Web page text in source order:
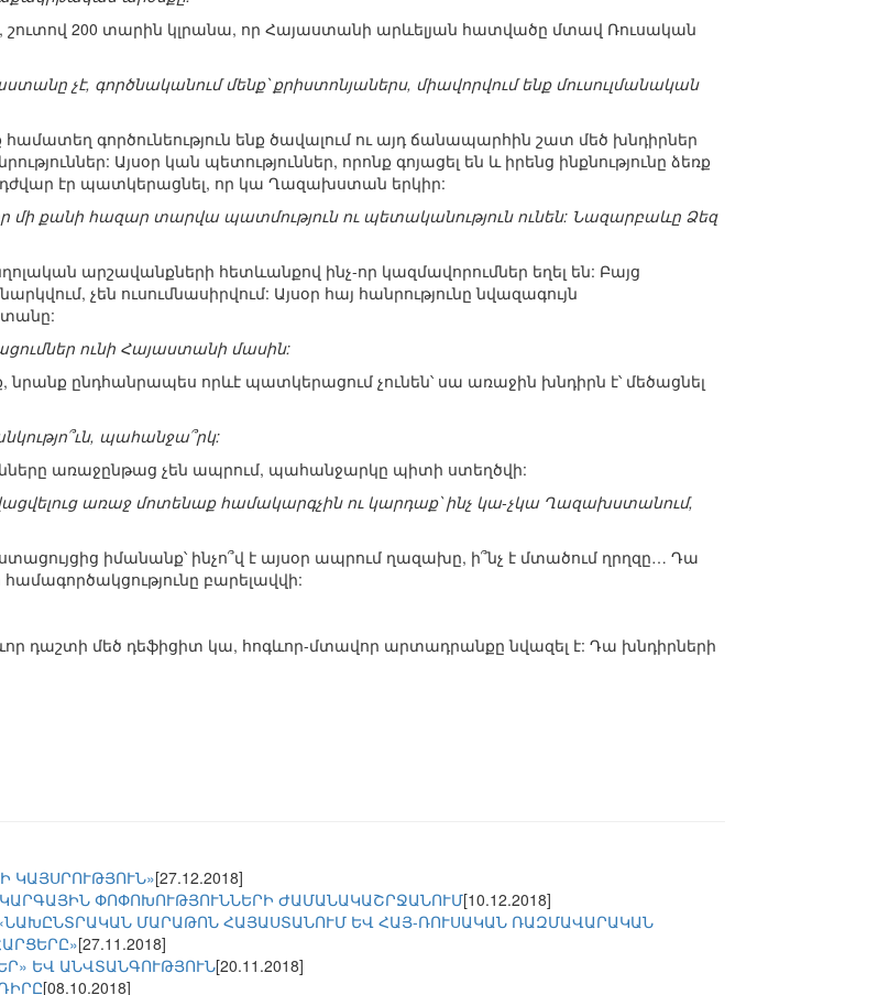
200 տարին կլրանա, որ Հայաստանի արևելյան հատվածը մտավ Ռուսական
չէ, գործնականում մենք՝ քրիստոնյաներս, միավորվում ենք մուսուլմանական
համատեղ գործունեություն ենք ծավալում ու այդ ճանապարհին շատ մեծ խնդիրներ
Այսօր կան պետություններ, որոնք գոյացել են և իրենց ինքնությունը ձեռք
դժվար էր պատկերացնել, որ կա Ղազախստան երկիր:
մի քանի հազար տարվա պատմություն ու պետականություն ունեն: Նազարբաևը Ձեզ
արշավանքների հետևանքով ինչ-որ կազմավորումներ եղել են: Բայց
չեն ուսումնասիրվում: Այսօր հայ հանրությունը նվազագույն
ունի Հայաստանի մասին:
նրանք ընդհանրապես որևէ պատկերացում չունեն՝ սա առաջին խնդիրն է՝ մեծացնել
պահանջա՞րկ:
առաջընթաց չեն ապրում, պահանջարկը պիտի ստեղծվի:
առաջ մոտենաք համակարգչին ու կարդաք՝ ինչ կա-չկա Ղազախստանում,
իմանանք՝ ինչո՞վ է այսօր ապրում ղազախը, ի՞նչ է մտածում ղրղզը… Դա
բարելավվի:
դաշտի մեծ դեֆիցիտ կա, հոգևոր-մտավոր արտադրանքը նվազել է: Դա խնդիրների
ԿԱՅՍՐՈՒԹՅՈՒՆ»[27.12.2018]
ՓՈՓՈԽՈՒԹՅՈՒՆՆԵՐԻ ԺԱՄԱՆԱԿԱՇՐՋԱՆՈՒՄ[10.12.2018]
ՄԱՐԱԹՈՆ ՀԱՅԱՍՏԱՆՈՒՄ ԵՎ ՀԱՅ-ՌՈՒՍԱԿԱՆ ՌԱԶՄԱՎԱՐԱԿԱՆ
[27.11.2018]
ԵՎ ԱՆՎՏԱՆԳՈՒԹՅՈՒՆ[20.11.2018]
[08.10.2018]